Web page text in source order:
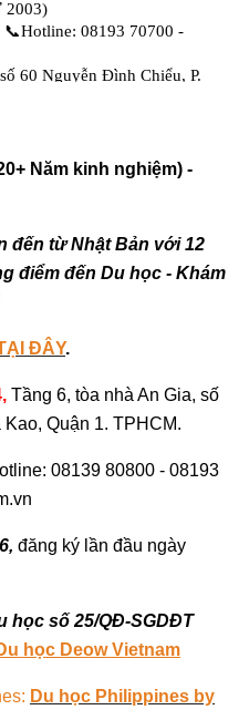
Năm kinh nghiệm) -
đến từ Nhật Bản với 12
điểm đến Du học - Khám
ĐÂY.
Tầng 6, tòa nhà An Gia, số
Quận 1. TPHCM.
08139 80800 - 08193
đăng ký lần đầu ngày
học số 25/QĐ-SGDĐT
học Deow Vietnam
Du học Philippines by